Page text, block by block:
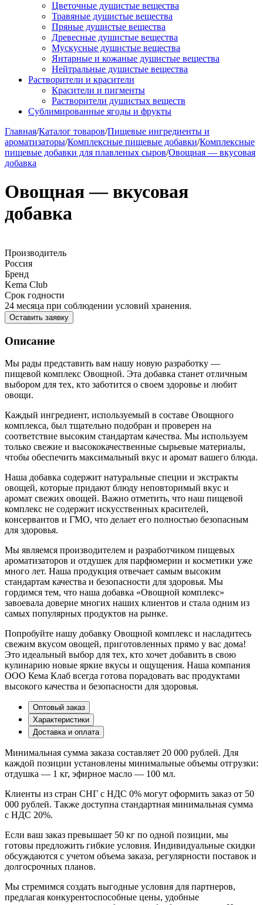
Цветочные душистые вещества
Травяные душистые вещества
Пряные душистые вещества
Древесные душистые вещества
Мускусные душистые вещества
Янтарные и кожаные душистые вещества
Нейтральные душистые вещества
Растворители и красители
Красители и пигменты
Растворители душистых веществ
Сублимированные ягоды и фрукты
Главная/Каталог товаров/Пищевые ингредиенты и
ароматизаторы/Комплексные пищевые добавки/Комплексные
пищевые добавки для плавленых сыров/Овощная — вкусовая
добавка
Овощная — вкусовая
добавка
Производитель
Россия
Бренд
Kema Club
Срок годности
24 месяца при соблюдении условий хранения.
Оставить заявку
Описание
Мы рады представить вам нашу новую разработку —
пищевой комплекс Овощной. Эта добавка станет отличным
выбором для тех, кто заботится о своем здоровье и любит
овощи.
Каждый ингредиент, используемый в составе Овощного
комплекса, был тщательно подобран и проверен на
соответствие высоким стандартам качества. Мы используем
только свежие и высококачественные сырьевые материалы,
чтобы обеспечить максимальный вкус и аромат вашего блюда.
Наша добавка содержит натуральные специи и экстракты
овощей, которые придают блюду неповторимый вкус и
аромат свежих овощей. Важно отметить, что наш пищевой
комплекс не содержит искусственных красителей,
консервантов и ГМО, что делает его полностью безопасным
для здоровья.
Мы являемся производителем и разработчиком пищевых
ароматизаторов и отдушек для парфюмерии и косметики уже
много лет. Наша продукция отвечает самым высоким
стандартам качества и безопасности для здоровья. Мы
гордимся тем, что наша добавка «Овощной комплекс»
завоевала доверие многих наших клиентов и стала одним из
самых популярных продуктов на рынке.
Попробуйте нашу добавку Овощной комплекс и насладитесь
свежим вкусом овощей, приготовленных прямо у вас дома!
Это идеальный выбор для тех, кто хочет добавить в свою
кулинарию новые яркие вкусы и ощущения. Наша компания
ООО Кема Клаб всегда готова порадовать вас продуктами
высокого качества и безопасности для здоровья.
Оптовый заказ
Характеристики
Доставка и оплата
Минимальная сумма заказа составляет 20 000 рублей. Для
каждой позиции установлены минимальные объемы отгрузки:
отдушка — 1 кг, эфирное масло — 100 мл.
Клиенты из стран СНГ с НДС 0% могут оформить заказ от 50
000 рублей. Также доступна стандартная минимальная сумма
с НДС 20%.
Если ваш заказ превышает 50 кг по одной позиции, мы
готовы предложить гибкие условия. Индивидуальные скидки
обсуждаются с учетом объема заказа, регулярности поставок и
долгосрочных планов.
Мы стремимся создать выгодные условия для партнеров,
предлагая конкурентоспособные цены, удобные